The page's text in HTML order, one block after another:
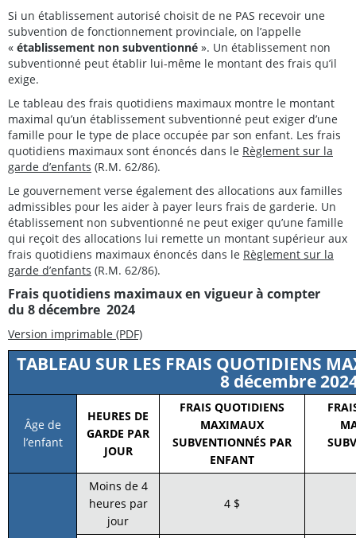
Si un établissement autorisé choisit de ne PAS recevoir une
subvention de fonctionnement provinciale, on l’appelle
« établissement non subventionné ». Un établissement non
subventionné peut établir lui-même le montant des frais qu’il
exige.
Le tableau des frais quotidiens maximaux montre le montant
maximal qu’un établissement subventionné peut exiger d’une
famille pour le type de place occupée par son enfant. Les frais
quotidiens maximaux sont énoncés dans le Règlement sur la
garde d’enfants (R.M. 62/86).
Le gouvernement verse également des allocations aux familles
admissibles pour les aider à payer leurs frais de garderie. Un
établissement non subventionné ne peut exiger qu’une famille
qui reçoit des allocations lui remette un montant supérieur aux
frais quotidiens maximaux énoncés dans le Règlement sur la
garde d’enfants (R.M. 62/86).
Frais quotidiens maximaux en vigueur à compter
du 8 décembre 2024
Version imprimable (PDF)
TABLEAU SUR LES FRAIS QUOTIDIENS
8 décembre
Âge de
l’enfant
HEURES DE
GARDE PAR
JOUR
FRAIS QUOTIDIENS
MAXIMAUX
SUBVENTIONNÉS PAR
ENFANT
Moins de 4
heures par
jour
4 $